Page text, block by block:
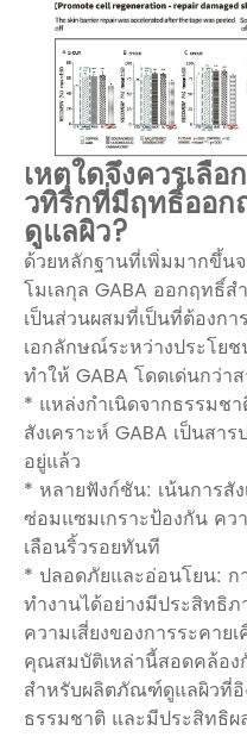
เหตุใดจึงควรเลื
วทิริกที่มีฤทธิ์ออ
ดูแลผิว?
ด้วยหลักฐานที่เพิ่มมากขึ้น
โมเลกุล GABA ออกฤทธิ์
เป็นส่วนผสมที่เป็นที่ต้องก
เอกลักษณ์ระหว่างประโย
ทำให้ GABA โดดเด่นกว่า
* แหล่งกำเนิดจากธรรมช
สังเคราะห์ GABA เป็นสา
อยู่แล้ว
* หลายฟังก์ชัน: เน้นการสั
ซ่อมแซมเกราะป้องกัน คว
เลือนริ้วรอยทันที
* ปลอดภัยและอ่อนโยน: ก
ทำงานได้อย่างมีประสิทธิ
ความเสี่ยงของการระคายเ
คุณสมบัติเหล่านี้สอดคล้อง
สำหรับผลิตภัณฑ์ดูแลผิวที่อิ
ธรรมชาติ และมีประสิทธิผ